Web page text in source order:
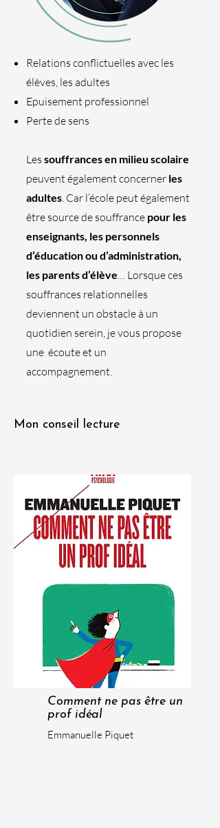
Relations conflictuelles avec les
élèves, les adultes
Epuisement professionnel
Perte de sens
Les souffrances en milieu scolaire
peuvent également concerner les
adultes. Car l’école peut également
être source de souffrance pour les
enseignants, les personnels
d’éducation ou d’administration,
les parents d’élève… Lorsque ces
souffrances relationnelles
deviennent un obstacle à un
quotidien serein, je vous propose
une écoute et un
accompagnement.
Mon conseil lecture
Comment ne pas être un
prof idéal
Emmanuelle Piquet